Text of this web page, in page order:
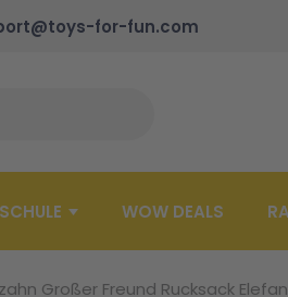
for-fun.com
WOW DEALS
Großer Freund Rucksack